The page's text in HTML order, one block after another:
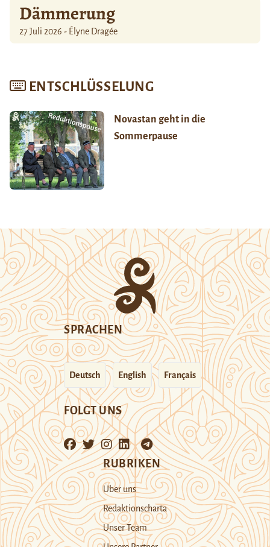
Dämmerung
27 Juli 2026 - Élyne Dragée
ENTSCHLÜSSELUNG
Novastan geht in die
Sommerpause
SPRACHEN
Deutsch English Français
FOLGT UNS
RUBRIKEN
Über uns
Redaktionscharta
Unser Team